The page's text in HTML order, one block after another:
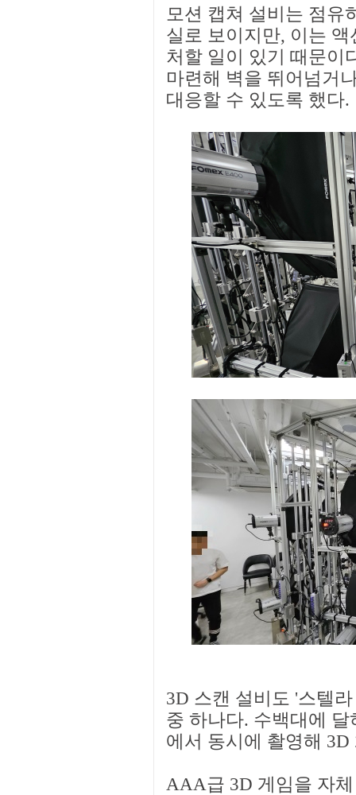
모션 캡쳐 설비는 점유
실로 보이지만, 이는
처할 일이 있기 때문이
마련해 벽을 뛰어넘거
대응할 수 있도록 했다.
3D 스캔 설비도 '스텔
중 하나다. 수백대에
에서 동시에 촬영해
AAA급 3D 게임을 자